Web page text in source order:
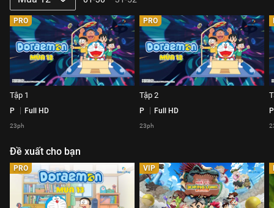
PRO
Tập 1
P Full HD
23ph
PRO
Tập 2
P Full HD
23ph
P
Đề xuất cho bạn
PRO VIP